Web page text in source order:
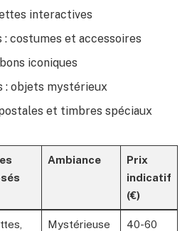
interactives
: costumes et accessoires
iconiques
: objets mystérieux
et timbres spéciaux
Ambiance
Prix
indicatif
(€)
Mystérieuse
40-60